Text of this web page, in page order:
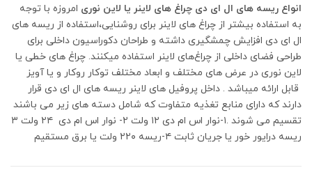
انواع ریسه های ال ای دی چراغ های لاینر یا لاین نوری امروزه با توجه
به استفاده بیشتر از چراغ های لاینر برای روشنایی،استفاده از ریسه های
ال ای دی افزایش چمشگیری داشته و طراحان دکوراسیون داخلی برای
طراحی فضای داخلی از چراغ‌های لاینر استفاده میکنند. چراغ های خطی یا
لاین نوری در عرض های مختلف و ابعاد مختلف توکار روکار و یا آویز
قابل ارائه میباشد . داخل پروفیل های لاینر ریسه های ال ای دی قرار
دارند که دارای منابع تغذیه متفاوت که شامل دسته های زیر می باشند
تقسیم می شوند .۱-نوار اس ام دی ۱۲ ولت ۲- نوار اس ام دی ۲۴ ولت ۳
ریسه درایور خور یا جریان ثابت ۴-ریسه ۲۲۰ ولت یا برق مستقیم